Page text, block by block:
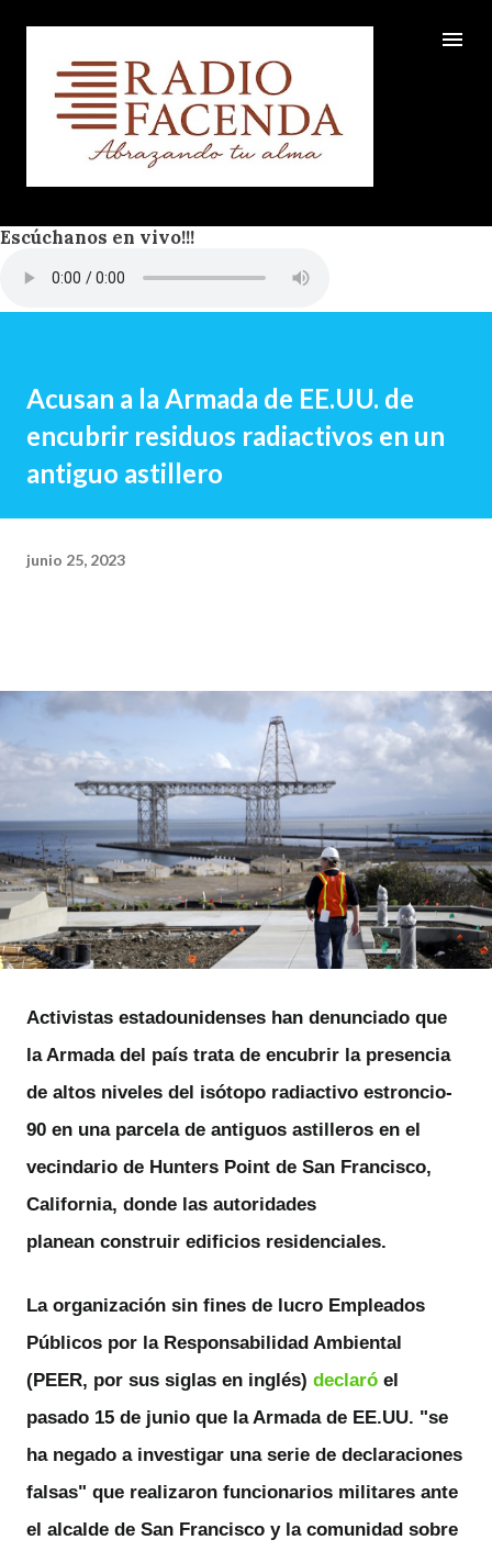
Ir al contenido principal
Escúchanos en vivo!!!
Acusan a la Armada de EE.UU. de
encubrir residuos radiactivos en un
antiguo astillero
junio 25, 2023
Activistas estadounidenses han denunciado que
la Armada del país trata de encubrir la presencia
de altos niveles del isótopo radiactivo estroncio-
90 en una parcela de antiguos astilleros en el
vecindario de Hunters Point de San Francisco,
California, donde las autoridades
planean construir edificios residenciales.
La organización sin fines de lucro Empleados
Públicos por la Responsabilidad Ambiental
(PEER, por sus siglas en inglés) declaró el
pasado 15 de junio que la Armada de EE.UU. "se
ha negado a investigar una serie de declaraciones
falsas" que realizaron funcionarios militares ante
el alcalde de San Francisco y la comunidad sobre